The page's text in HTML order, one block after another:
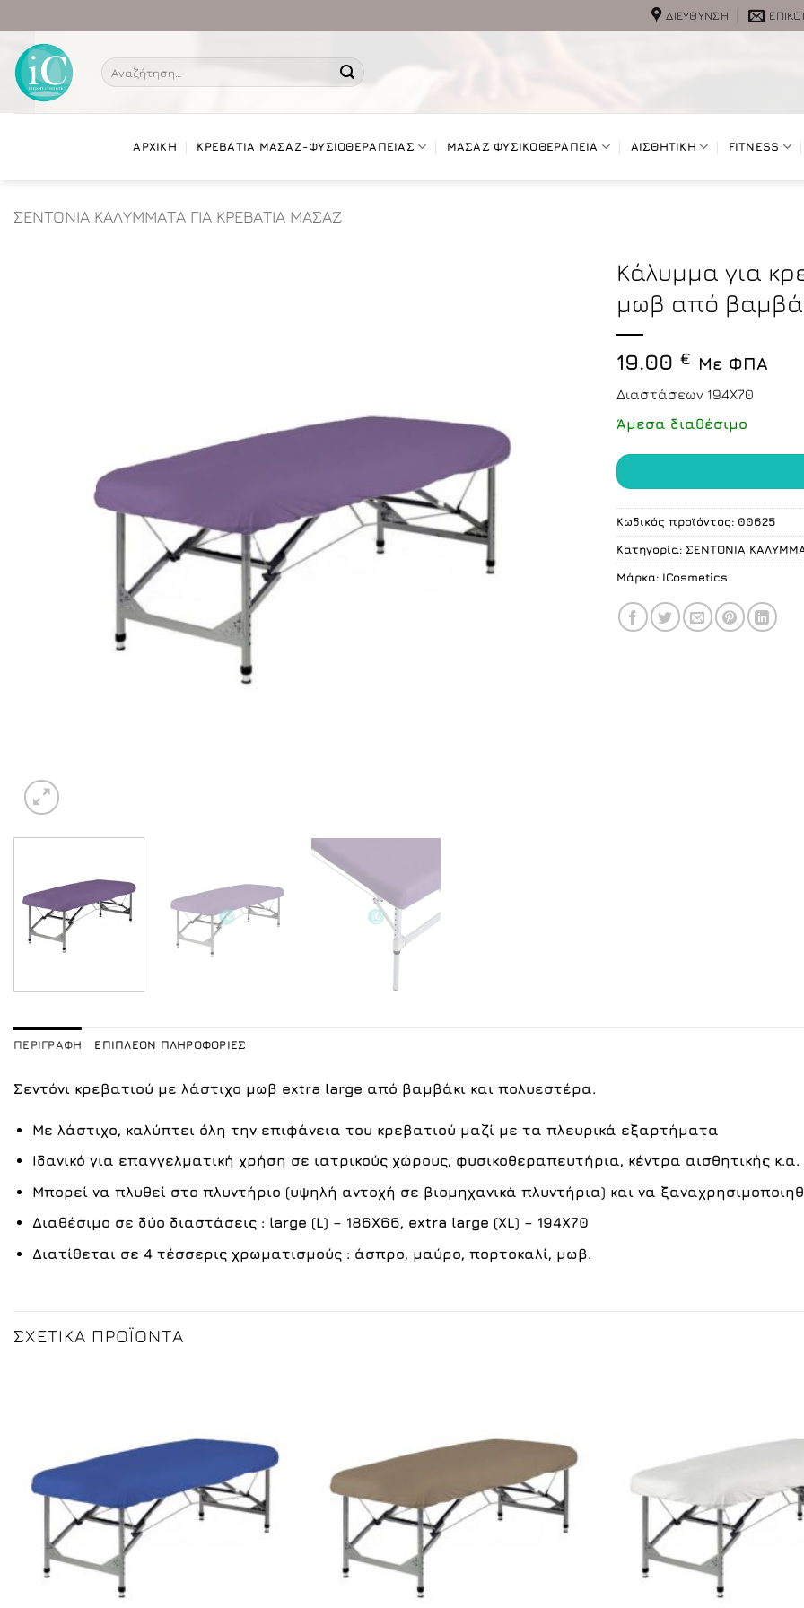
στο
περιεχόμενο
ΔΙΕΎΘΥΝΣΗ
Αναζήτηση
για:
ΑΡΧΙΚΗ ΚΡΕΒΑΤΙΑ ΜΑΣΑΖ-ΦΥΣΙΟΘΕΡΑΠΕΙΑΣ ΜΑΣΑΖ ΦΥΣΙΚΟΘΕΡΑΠΕΙΑ ΑΙΣΘΗΤΙΚΗ FITNESS
ΣΕΝΤΟΝΙΑ ΚΑΛΥΜΜΑΤΑ ΓΙΑ ΚΡΕΒΑΤΙΑ ΜΑΣΑΖ
Κάλυμμα για
μωβ από
19.00 € Με ΦΠΑ
Διαστάσεων 194Χ70
Άμεσα διαθέσιμο
Κωδικός προϊόντος: 00625
Κατηγορία: ΣΕΝΤΟΝΙΑ
Μάρκα: ICosmetics
ΠΕΡΙΓΡΑΦΉ ΕΠΙΠΛΈΟΝ ΠΛΗΡΟΦΟΡΊΕΣ
Σεντόνι κρεβατιού με λάστιχο μωβ extra large από βαμβάκι και πολυεστέρα.
Με λάστιχο, καλύπτει όλη την επιφάνεια του κρεβατιού μαζί με τα πλευρικά εξαρτήματα
Ιδανικό για επαγγελματική χρήση σε ιατρικούς χώρους, φυσικοθεραπευτήρια, κέντρα αισθητικής κ.α.
Μπορεί να πλυθεί στο πλυντήριο (υψηλή αντοχή σε βιομηχανικά πλυντήρια) και να
Διαθέσιμο σε δύο διαστάσεις : large (L) – 186X66, extra large (XL) – 194X70
Διατίθεται σε 4 τέσσερις χρωματισμούς : άσπρο, μαύρο, πορτοκαλί, μωβ.
ΣΧΕΤΙΚΆ ΠΡΟΪΌΝΤΑ